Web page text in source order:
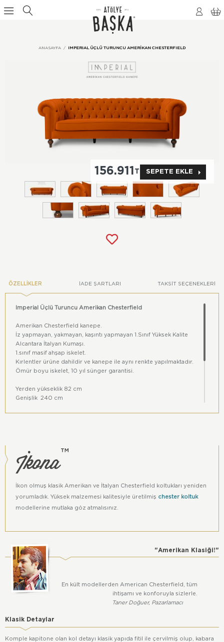
ANASAYFA IMPERIAL ÜÇLÜ TURUNCU AMERIKAN CHESTERFIELD
156.911 TL SEPETE EKLE
ÖZELLIKLER İADE ŞARTLARI TAKSIT SEÇENEKLERI
Imperial Üçlü Turuncu Amerikan Chesterfield
Amerikan Chesterfield kanepe.
İz yapmayan, yakmayan, kaşıntı yapmayan 1.Sınıf Yüksek Kalite
Alcantara İtalyan Kumaşı.
1.sınıf masif ahşap iskelet.
Kırlentler ürüne dahildir ve kanepe ile aynı renkte yapılmaktadır.
Ömür boyu iskelet, 10 yıl sünger garantisi.
Yerden yükseklik 82 cm
Genişlik 240 cm
içerebilir.
Bu ürün İkona™ grubu ürünüdür. Tüm hakları Atölye Başka'ya
aittir.
İkona™
İkon olmuş klasik Amerikan ve İtalyan Chesterfield koltukları yeniden
yorumladık. Yüksek malzemesi kalitesiyle üretilmiş chester koltuk
modellerine mutlaka göz atmalısınız.
"Amerikan Klasiği!"
En kült modellerden American Chesterfield, tüm
ihtişamı ve konforuyla sizlerle.
Taner Doğuer, Pazarlamacı
Klasik Detaylar
Komple kapitone olan kol detayı klasik yapıda fitil ile çervilmiş olup, kabara